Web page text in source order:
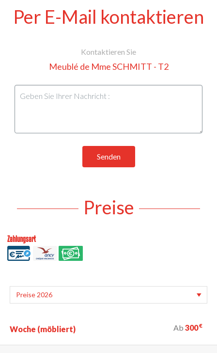
Per E-Mail kontaktieren
Kontaktieren Sie
Meublé de Mme SCHMITT - T2
Senden
Preise
Zahlungsart
Woche (möbliert) Ab 300€